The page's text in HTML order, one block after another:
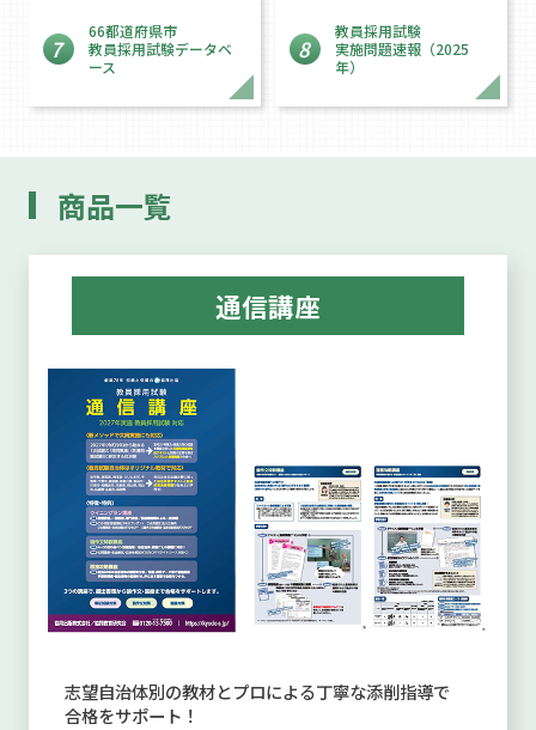
7
66都道府県市
教員採用試験データベ
ース
8
教員採用試験
実施問題速報（2025
年）
商品一覧
通信講座
志望自治体別の教材とプロによる丁寧な添削指導で
合格をサポート！